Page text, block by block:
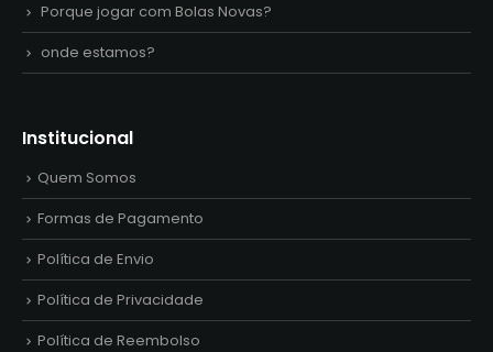
Porque jogar com Bolas Novas?
onde estamos?
Institucional
Quem Somos
Formas de Pagamento
Política de Envio
Política de Privacidade
Política de Reembolso